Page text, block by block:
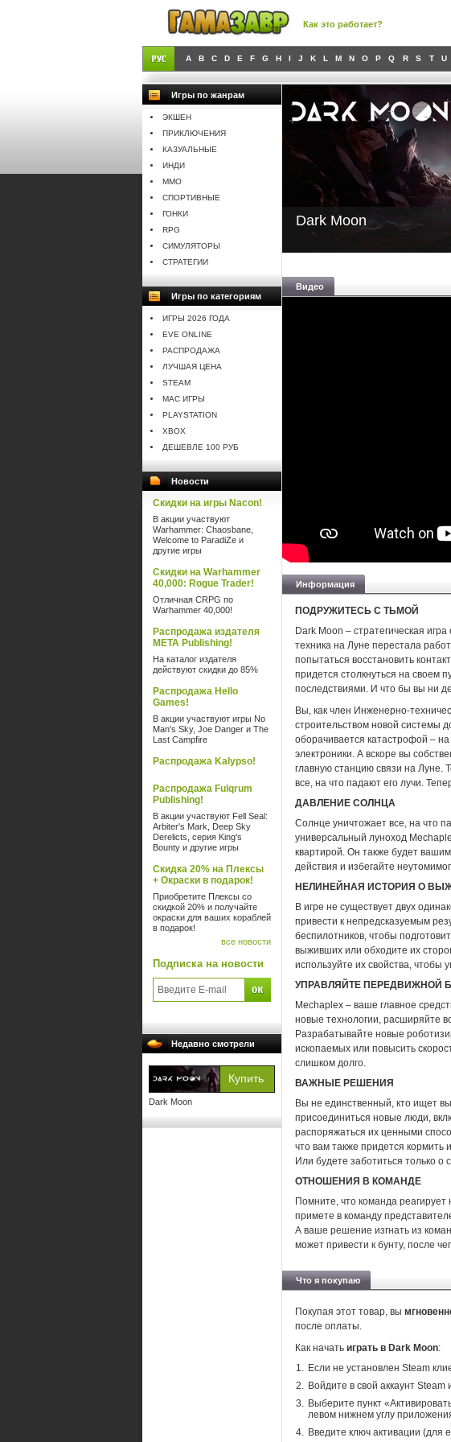
Как это работает?
A B C D E F G H I J K L M N O P Q R S T U
Игры по жанрам
ЭКШЕН
ПРИКЛЮЧЕНИЯ
КАЗУАЛЬНЫЕ
ИНДИ
MMO
СПОРТИВНЫЕ
ГОНКИ
RPG
СИМУЛЯТОРЫ
СТРАТЕГИИ
Игры по категориям
ИГРЫ 2026 ГОДА
EVE ONLINE
РАСПРОДАЖА
ЛУЧШАЯ ЦЕНА
STEAM
MAC ИГРЫ
PLAYSTATION
XBOX
ДЕШЕВЛЕ 100 РУБ
Новости
Скидки на игры Nacon!
В акции участвуют
Warhammer: Chaosbane,
Welcome to ParadiZe и
другие игры
Скидки на Warhammer
40,000: Rogue Trader!
Отличная CRPG по
Warhammer 40,000!
Распродажа издателя
META Publishing!
На каталог издателя
действуют скидки до 85%
Распродажа Hello
Games!
В акции участвуют игры No
Man's Sky, Joe Danger и The
Last Campfire
Распродажа Kalypso!
Распродажа Fulqrum
Publishing!
В акции участвуют Fell Seal:
Arbiter's Mark, Deep Sky
Derelicts, серия King's
Bounty и другие игры
Скидка 20% на Плексы
+ Окраски в подарок!
Приобретите Плексы со
скидкой 20% и получайте
окраски для ваших кораблей
в подарок!
все новости
Подписка на новости
Недавно смотрели
Dark Moon
Dark Moon
Видео
Информация
ПОДРУЖИТЕСЬ С ТЬМОЙ
Dark Moon – стратегическая
техника на Луне перестала
попытаться восстановить
придется столкнуться на своем
последствиями. И что бы вы ни
Вы, как член Инженерно-
строительством новой системы
оборачивается катастрофой –
электроники. А вскоре вы
главную станцию связи на Луне.
все, на что падают его лучи.
ДАВЛЕНИЕ СОЛНЦА
Солнце уничтожает все, на что
универсальный луноход
квартирой. Он также будет
действия и избегайте
НЕЛИНЕЙНАЯ ИСТОРИЯ О
В игре не существует двух
привести к непредсказуемым
беспилотников, чтобы
выживших или обходите их
используйте их свойства,
УПРАВЛЯЙТЕ ПЕРЕДВИЖНОЙ
Mechaplex – ваше главное
новые технологии, расширяйте
Разрабатывайте новые
ископаемых или повысить
слишком долго.
ВАЖНЫЕ РЕШЕНИЯ
Вы не единственный, кто ищет
присоединиться новые люди,
распоряжаться их ценными
что вам также придется
Или будете заботиться только о
ОТНОШЕНИЯ В КОМАНДЕ
Помните, что команда
примете в команду
А ваше решение изгнать из
может привести к бунту, после
Что я покупаю
Покупая этот товар, вы
после оплаты.
Как начать играть в Dark Moon:
Если не установлен Steam
Войдите в свой аккаунт Steam
Выберите пункт
левом нижнем углу
Введите ключ активации (для